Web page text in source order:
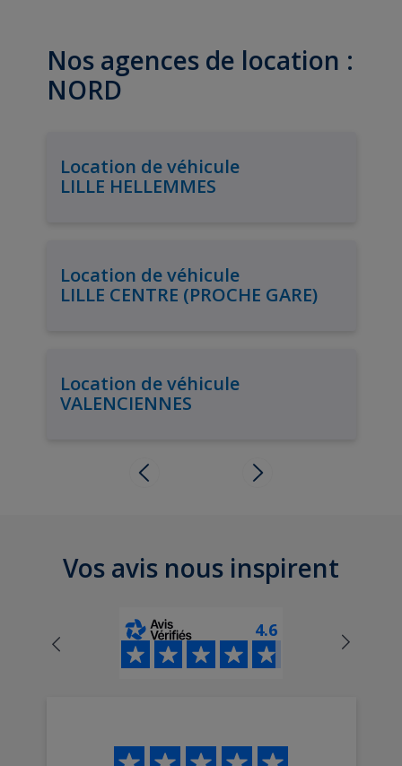
Nos agences de location :
NORD
Location de véhicule
LILLE HELLEMMES
Location de véhicule
LILLE CENTRE (PROCHE GARE)
Location de véhicule
VALENCIENNES
Vos avis nous inspirent
4.6